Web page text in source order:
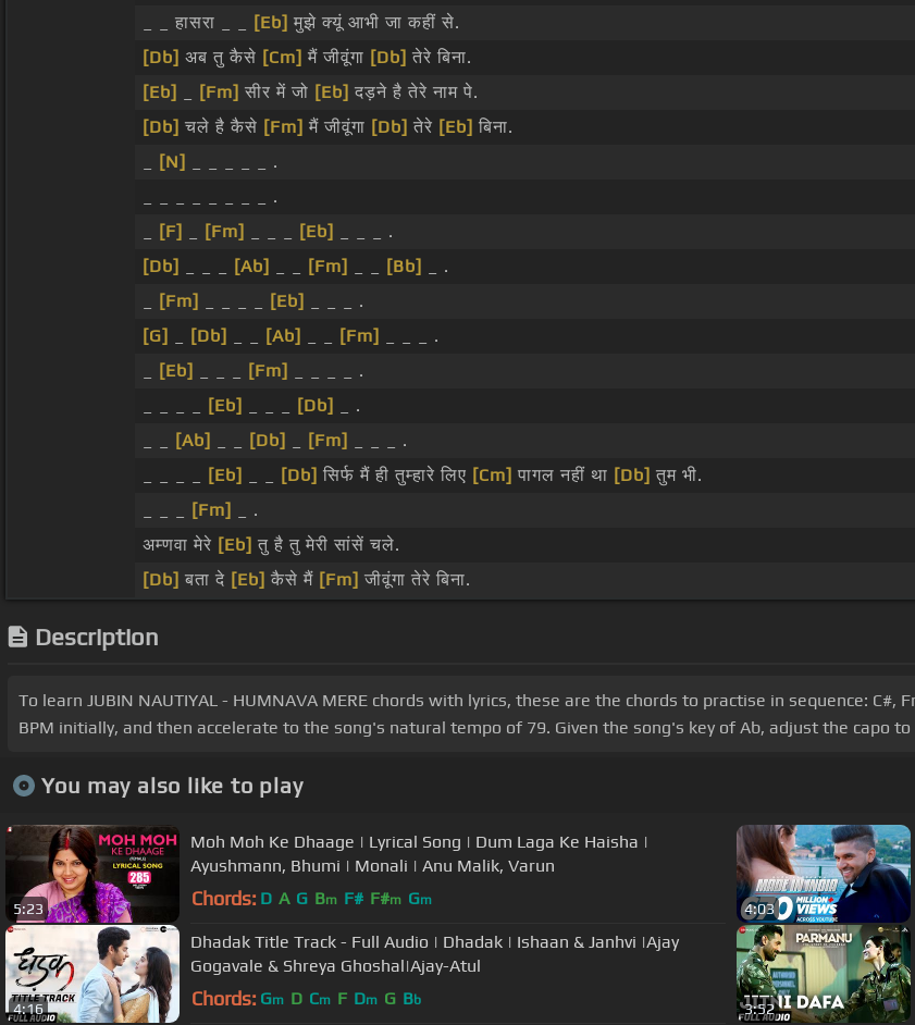
_ _ हासरा _ _
[Eb] मुझे क्यूं आभी जा कहीं से.
[Db] अब तु कैसे [Cm] मैं जीवूंगा [Db] तेरे बिना.
[Eb]
[Fm] सीर में जो [Eb] दड़ने है तेरे नाम पे.
[Db] चले है कैसे [Fm] मैं जीवूंगा [Db] तेरे [Eb] बिना.
[N]
_ _ _ _ _ .
_ _ _ _ _ _ _ _ .
[F] [Fm] [Eb]
_ _ _ .
[Db]
[Ab] [Fm] [Bb]
_ .
[Fm] [Eb]
_ _ _ .
[G]
[Db] [Ab] [Fm]
_ _ _ .
[Eb] [Fm]
_ _ _ _ .
[Eb] [Db]
_ .
[Ab] [Db] [Fm]
_ _ _ .
[Eb] [Db] सिर्फ मैं ही तुम्हारे लिए [Cm] पागल नहीं था [Db] तुम भी.
[Fm]
_ .
अम्णवा मेरे [Eb] तु है तु मेरी सांसें चले.
[Db] बता दे [Eb] कैसे मैं [Fm] जीवूंगा तेरे बिना.
Description
To learn JUBIN NAUTIYAL - HUMNAVA MERE chords with lyrics, these are the chords to practise in sequence: C#,
BPM initially, and then accelerate to the song's natural tempo of 79. Given the song's key of Ab, adjust the capo
You may also like to play
5:23
Moh Moh Ke Dhaage | Lyrical Song | Dum Laga Ke Haisha |
Ayushmann, Bhumi | Monali | Anu Malik, Varun
Chords: D A G Bm F# F#m Gm
4:03
4:16
Dhadak Title Track - Full Audio | Dhadak | Ishaan & Janhvi |Ajay
Gogavale & Shreya Ghoshal|Ajay-Atul
Chords: Gm D Cm F Dm G Bb
3:52